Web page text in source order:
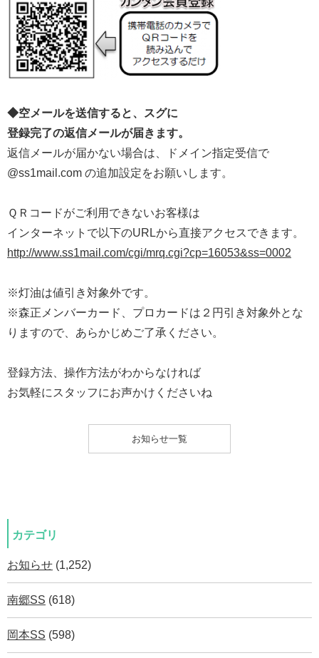
◆空メールを送信すると、スグに
登録完了の返信メールが届きます。
返信メールが届かない場合は、ドメイン指定受信で
@ss1mail.com の追加設定をお願いします。
ＱＲコードがご利用できないお客様は
インターネットで以下のURLから直接アクセスできます。
http://www.ss1mail.com/cgi/mrq.cgi?cp=16053&ss=0002
※灯油は値引き対象外です。
※森正メンバーカード、プロカードは２円引き対象外とな
りますので、あらかじめご了承ください。
登録方法、操作方法がわからなければ
お気軽にスタッフにお声かけくださいね
お知らせ一覧
カテゴリ
お知らせ (1,252)
南郷SS (618)
岡本SS (598)